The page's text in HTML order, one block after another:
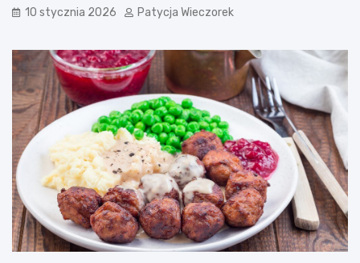
10 stycznia 2026 Patycja Wieczorek